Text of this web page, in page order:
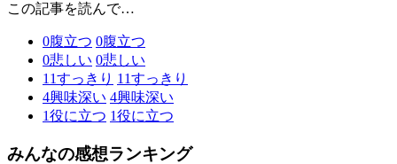
この記事を読んで…
0腹立つ 0腹立つ
0悲しい 0悲しい
11すっきり 11すっきり
4興味深い 4興味深い
1役に立つ 1役に立つ
みんなの感想ランキング